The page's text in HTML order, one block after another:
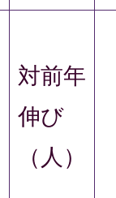
対前年
伸び
（人）